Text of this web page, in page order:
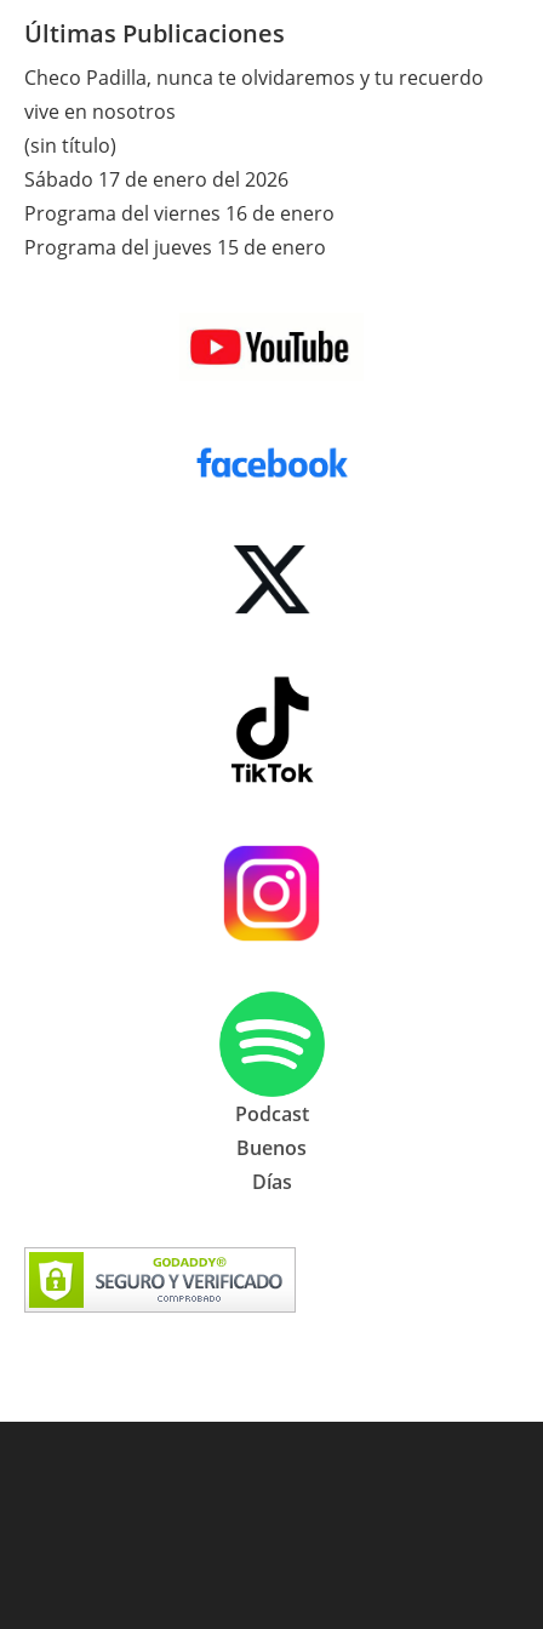
Últimas Publicaciones
Checo Padilla, nunca te olvidaremos y tu recuerdo
vive en nosotros
(sin título)
Sábado 17 de enero del 2026
Programa del viernes 16 de enero
Programa del jueves 15 de enero
Podcast
Buenos
Días